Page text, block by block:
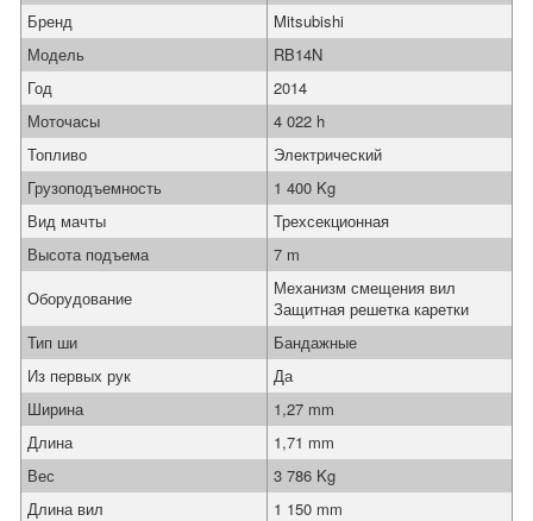
Бренд
Mitsubishi
Модель
RB14N
Год
2014
Моточасы
4 022 h
Топливо
Электрический
Грузоподъемность
1 400 Kg
Вид мачты
Трехсекционная
Высота подъема
7 m
Оборудование
Механизм смещения вил
Защитная решетка каретки
Тип ши
Бандажные
Из первых рук
Да
Ширина
1,27 mm
Длина
1,71 mm
Вес
3 786 Kg
Длина вил
1 150 mm